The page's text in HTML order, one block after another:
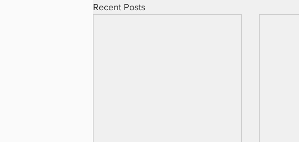
Recent Posts